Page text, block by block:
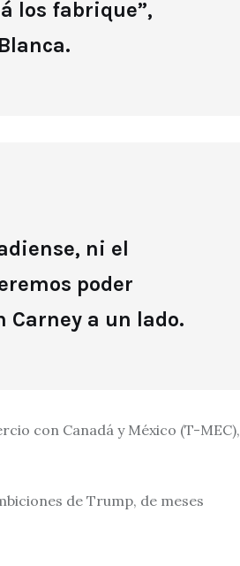
los fabrique”,
ni el
poder
a un lado.
con Canadá y México (T-MEC),
de Trump, de meses